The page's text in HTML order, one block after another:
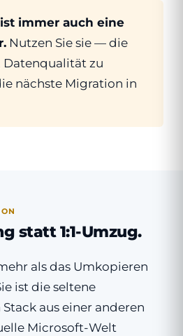
immer auch eine
Nutzen Sie sie — die
Datenqualität zu
nächste Migration in
statt 1:1-Umzug.
als das Umkopieren
ist die seltene
aus einer anderen
Microsoft-Welt